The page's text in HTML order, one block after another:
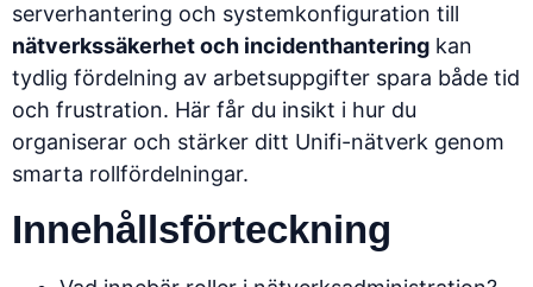
serverhantering och systemkonfiguration till
nätverkssäkerhet och incidenthantering kan
tydlig fördelning av arbetsuppgifter spara både tid
och frustration. Här får du insikt i hur du
organiserar och stärker ditt Unifi-nätverk genom
smarta rollfördelningar.
Innehållsförteckning